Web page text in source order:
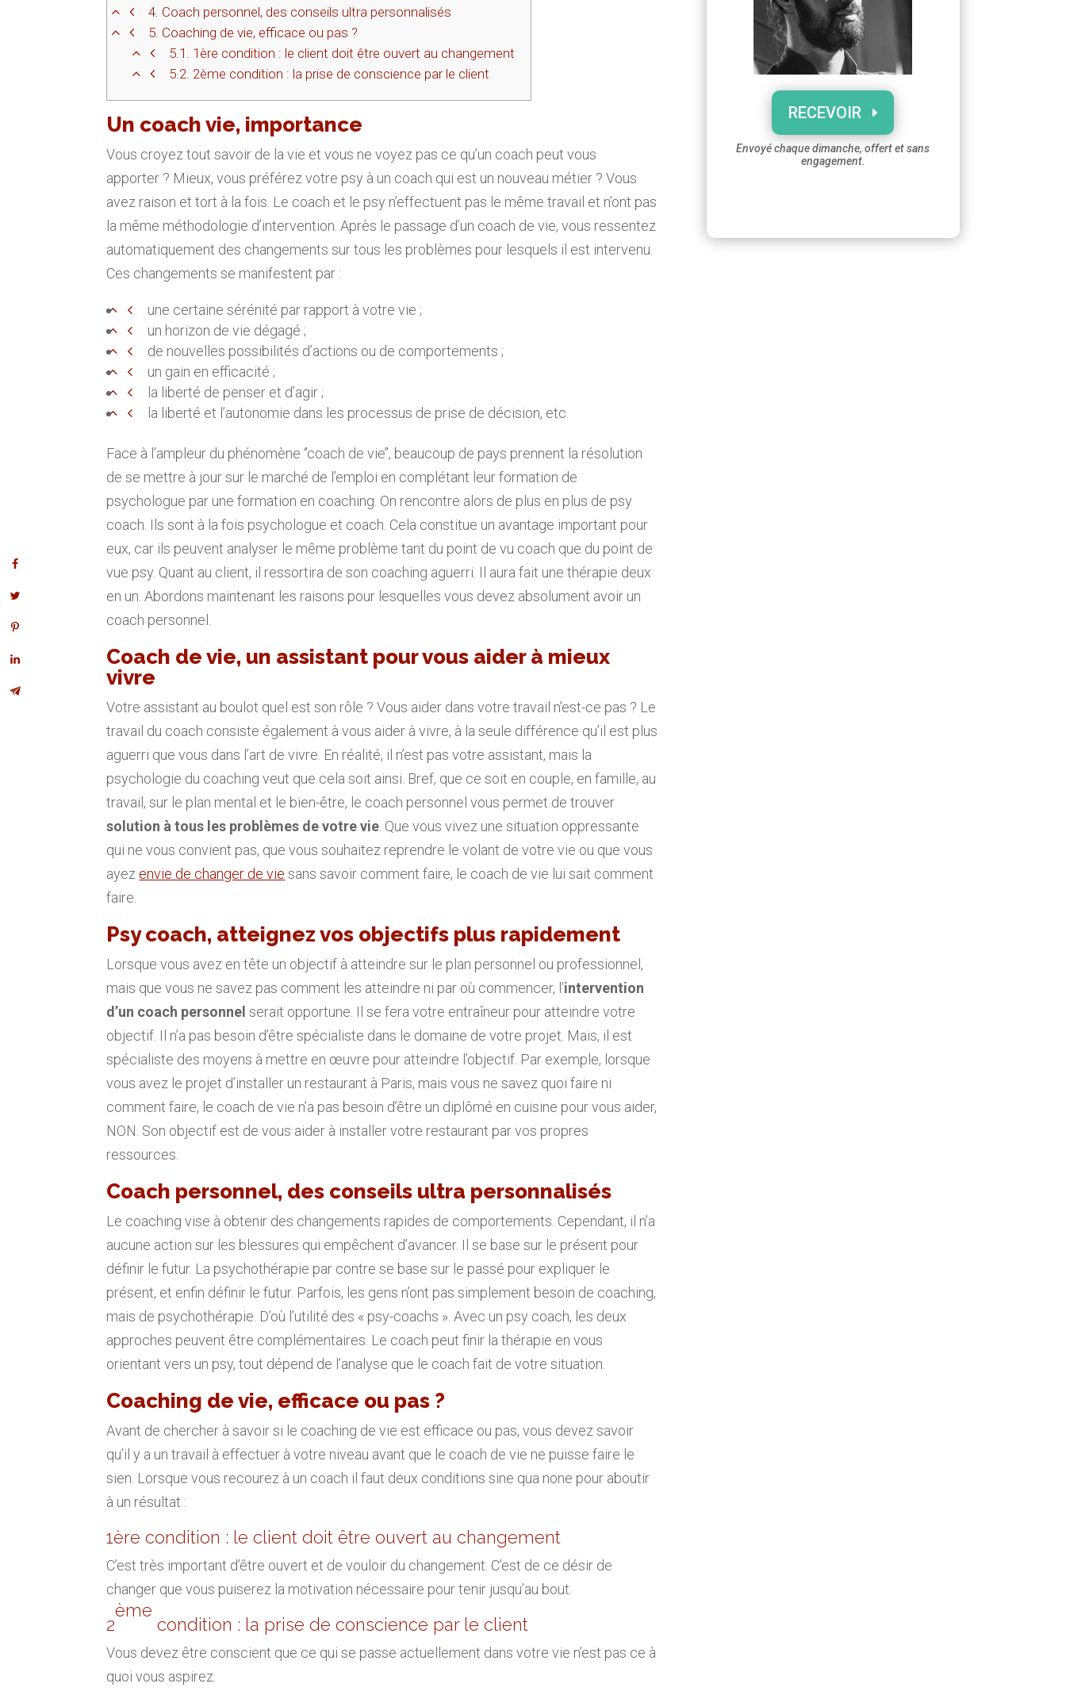
4. Coach personnel, des conseils ultra personnalisés
5. Coaching de vie, efficace ou pas ?
5.1. 1ère condition : le client doit être ouvert au changement
5.2. 2ème condition : la prise de conscience par le client
Un coach vie, importance
Vous croyez tout savoir de la vie et vous ne voyez pas ce qu’un coach peut vous
apporter ? Mieux, vous préférez votre psy à un coach qui est un nouveau métier ? Vous
avez raison et tort à la fois. Le coach et le psy n’effectuent pas le même travail et n’ont pas
la même méthodologie d’intervention. Après le passage d’un coach de vie, vous ressentez
automatiquement des changements sur tous les problèmes pour lesquels il est intervenu.
Ces changements se manifestent par :
une certaine sérénité par rapport à votre vie ;
un horizon de vie dégagé ;
de nouvelles possibilités d’actions ou de comportements ;
un gain en efficacité ;
la liberté de penser et d’agir ;
la liberté et l’autonomie dans les processus de prise de décision, etc.
Face à l’ampleur du phénomène ‘’coach de vie’’, beaucoup de pays prennent la résolution
de se mettre à jour sur le marché de l’emploi en complétant leur formation de
psychologue par une formation en coaching. On rencontre alors de plus en plus de psy
coach. Ils sont à la fois psychologue et coach. Cela constitue un avantage important pour
eux, car ils peuvent analyser le même problème tant du point de vu coach que du point de
vue psy. Quant au client, il ressortira de son coaching aguerri. Il aura fait une thérapie deux
en un. Abordons maintenant les raisons pour lesquelles vous devez absolument avoir un
coach personnel.
Coach de vie, un assistant pour vous aider à mieux
vivre
Votre assistant au boulot quel est son rôle ? Vous aider dans votre travail n’est-ce pas ? Le
travail du coach consiste également à vous aider à vivre, à la seule différence qu’il est plus
aguerri que vous dans l’art de vivre. En réalité, il n’est pas votre assistant, mais la
psychologie du coaching veut que cela soit ainsi. Bref, que ce soit en couple, en famille, au
travail, sur le plan mental et le bien-être, le coach personnel vous permet de trouver
solution à tous les problèmes de votre vie . Que vous vivez une situation oppressante
qui ne vous convient pas, que vous souhaitez reprendre le volant de votre vie ou que vous
ayez envie de changer de vie sans savoir comment faire, le coach de vie lui sait comment
faire.
Psy coach, atteignez vos objectifs plus rapidement
Lorsque vous avez en tête un objectif à atteindre sur le plan personnel ou professionnel,
mais que vous ne savez pas comment les atteindre ni par où commencer, l’intervention
d’un coach personnel serait opportune. Il se fera votre entraîneur pour atteindre votre
objectif. Il n’a pas besoin d’être spécialiste dans le domaine de votre projet. Mais, il est
spécialiste des moyens à mettre en œuvre pour atteindre l’objectif. Par exemple, lorsque
vous avez le projet d’installer un restaurant à Paris, mais vous ne savez quoi faire ni
comment faire, le coach de vie n’a pas besoin d’être un diplômé en cuisine pour vous aider,
NON. Son objectif est de vous aider à installer votre restaurant par vos propres
ressources.
Coach personnel, des conseils ultra personnalisés
Le coaching vise à obtenir des changements rapides de comportements. Cependant, il n’a
aucune action sur les blessures qui empêchent d’avancer. Il se base sur le présent pour
définir le futur. La psychothérapie par contre se base sur le passé pour expliquer le
présent, et enfin définir le futur. Parfois, les gens n’ont pas simplement besoin de coaching,
mais de psychothérapie. D’où l’utilité des « psy-coachs ». Avec un psy coach, les deux
approches peuvent être complémentaires. Le coach peut finir la thérapie en vous
orientant vers un psy, tout dépend de l’analyse que le coach fait de votre situation.
Coaching de vie, efficace ou pas ?
Avant de chercher à savoir si le coaching de vie est efficace ou pas, vous devez savoir
qu’il y a un travail à effectuer à votre niveau avant que le coach de vie ne puisse faire le
sien. Lorsque vous recourez à un coach il faut deux conditions sine qua none pour aboutir
à un résultat :
1ère condition : le client doit être ouvert au changement
C’est très important d’être ouvert et de vouloir du changement. C’est de ce désir de
changer que vous puiserez la motivation nécessaire pour tenir jusqu’au bout.
2
ème
condition : la prise de conscience par le client
Vous devez être conscient que ce qui se passe actuellement dans votre vie n’est pas ce à
quoi vous aspirez.
RECEVOIR
Envoyé chaque dimanche, offert et sans
engagement.